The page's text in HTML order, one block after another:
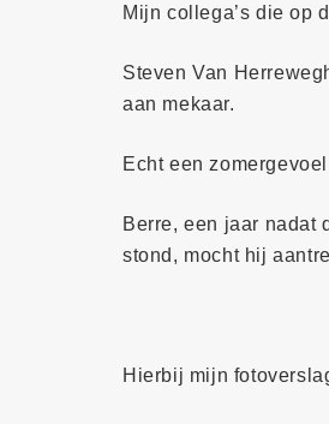
Mijn collega’s die op
Steven Van
aan mekaar.
Echt een
Berre, een jaar nadat
stond, mocht hij
Hierbij mijn